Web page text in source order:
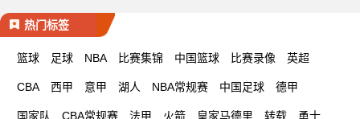
热门标签
篮球 足球 NBA 比赛集锦 中国篮球 比赛录像 英超
CBA 西甲 意甲 湖人 NBA常规赛 中国足球 德甲
国家队 CBA常规赛 法甲 火箭 皇家马德里 转载 勇士